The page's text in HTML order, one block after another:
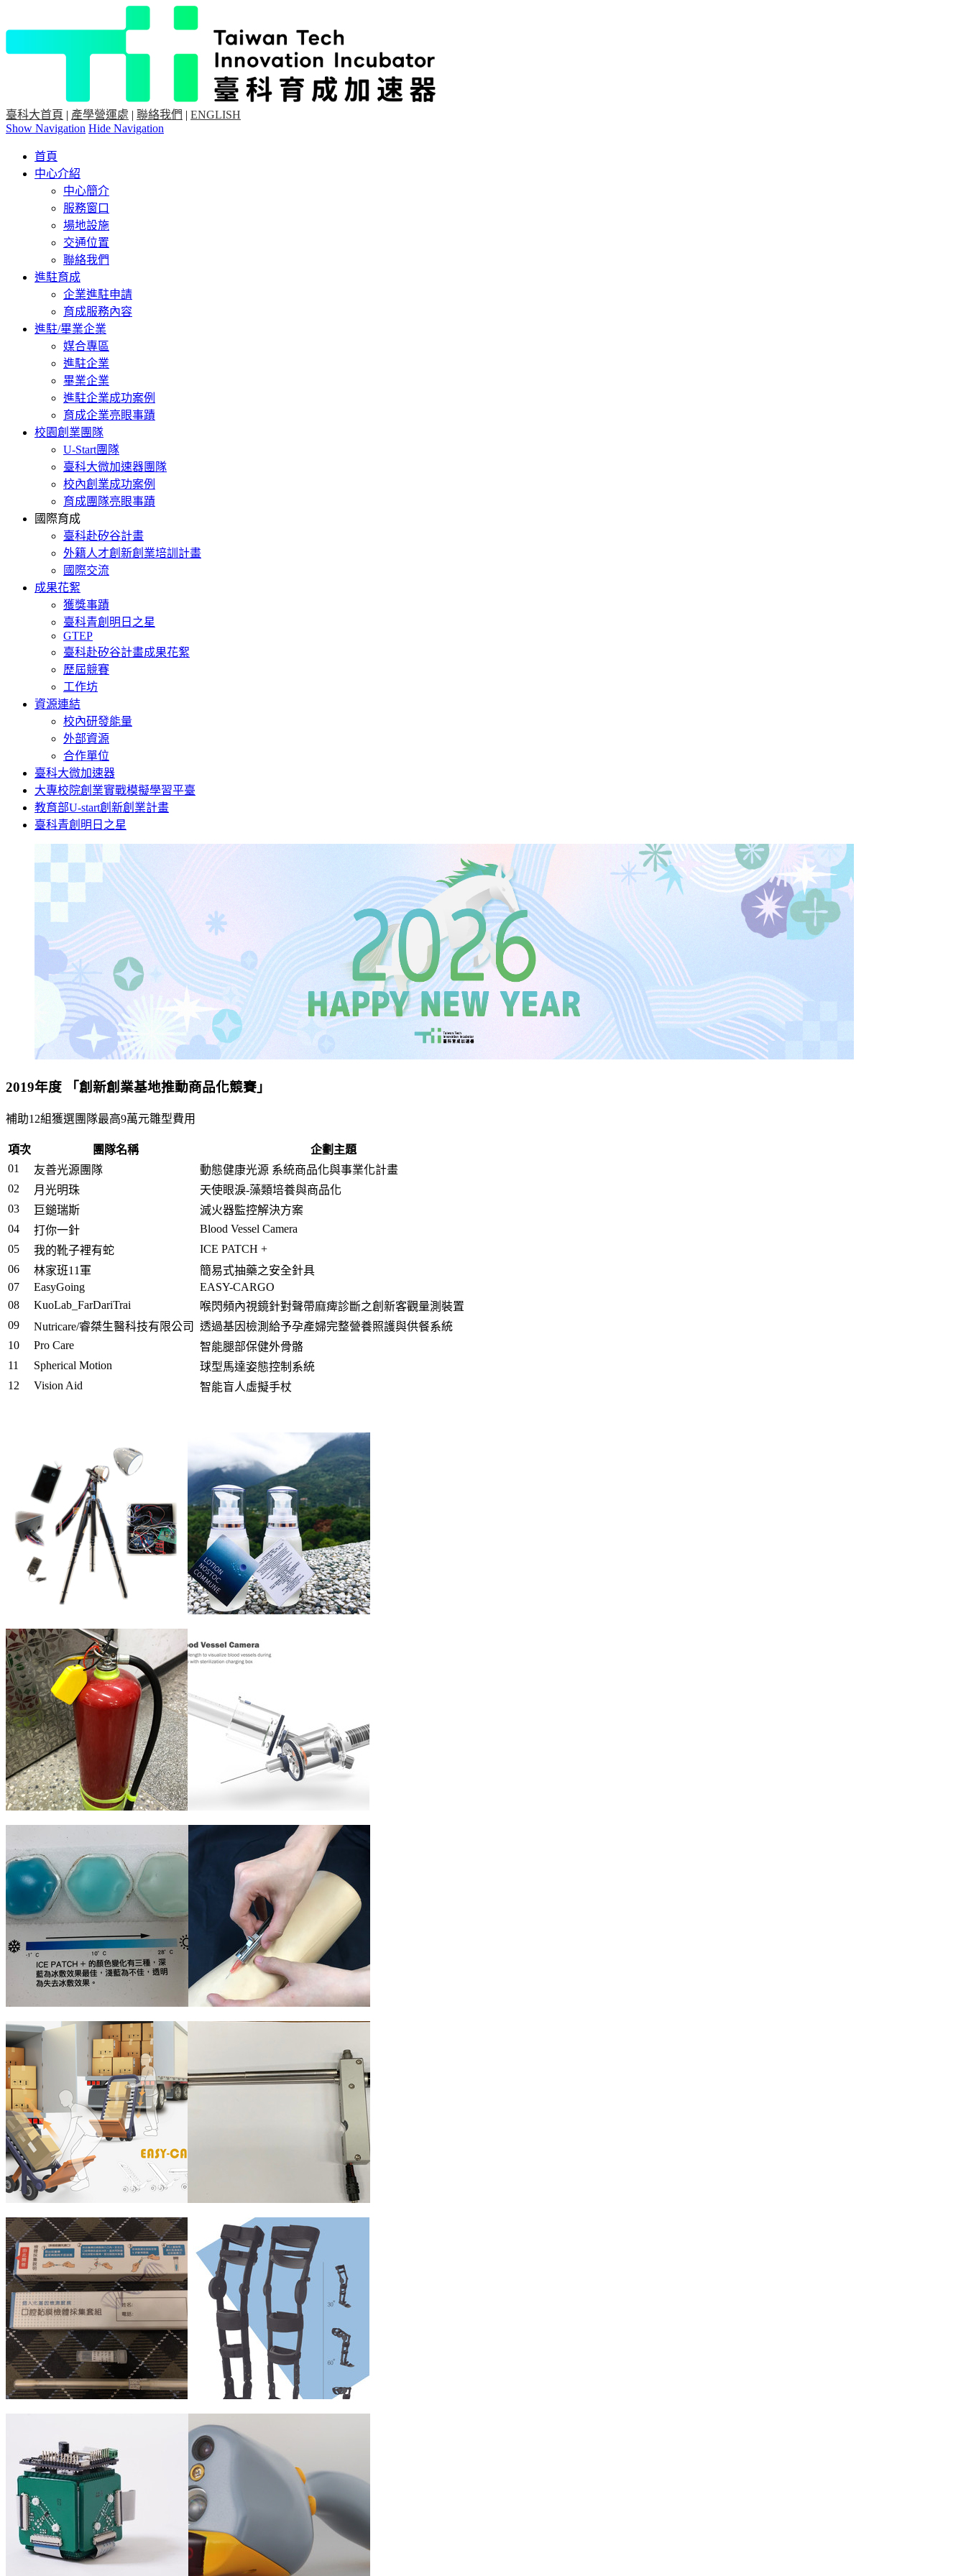
臺科大首頁 | 產學營運處 | 聯絡我們 | ENGLISH
Show Navigation Hide Navigation
首頁
中心介紹
中心簡介
服務窗口
場地設施
交通位置
聯絡我們
進駐育成
企業進駐申請
育成服務內容
進駐/畢業企業
媒合專區
進駐企業
畢業企業
進駐企業成功案例
育成企業亮眼事蹟
校園創業團隊
U-Start團隊
臺科大微加速器團隊
校內創業成功案例
育成團隊亮眼事蹟
國際育成
臺科赴矽谷計畫
外籍人才創新創業培訓計畫
國際交流
成果花絮
獲獎事蹟
臺科青創明日之星
GTEP
臺科赴矽谷計畫成果花絮
歷屆競賽
工作坊
資源連結
校內研發能量
外部資源
合作單位
臺科大微加速器
大專校院創業實戰模擬學習平臺
教育部U-start創新創業計畫
臺科青創明日之星
2019年度 「創新創業基地推動商品化競賽」
補助12組獲選團隊最高9萬元雛型費用
項次 團隊名稱
企劃主題
01
友善光源團隊
動態健康光源 系統商品化與事業化計畫
02
月光明珠
天使眼淚-藻類培養與商品化
03
巨鎚瑞斯
滅火器監控解決方案
04
打你一針
Blood Vessel Camera
05
我的靴子裡有蛇
ICE PATCH +
06
林家班11軍
簡易式抽藥之安全針具
07
EasyGoing
EASY-CARGO
08
KuoLab_FarDariTrai
喉閃頻內視鏡針對聲帶麻痺診斷之創新客觀量測裝置
09
Nutricare/睿桀生醫科技有限公司
透過基因檢測給予孕產婦完整營養照護與供餐系統
10
Pro Care
智能腿部保健外骨骼
11
Spherical Motion
球型馬達姿態控制系統
12
Vision Aid 智能盲人虛擬手杖